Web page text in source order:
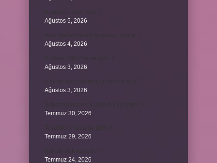
Ağustos 5, 2026
Ağustos 4, 2026
Ağustos 3, 2026
Ağustos 3, 2026
Temmuz 30, 2026
Temmuz 29, 2026
Temmuz 24, 2026